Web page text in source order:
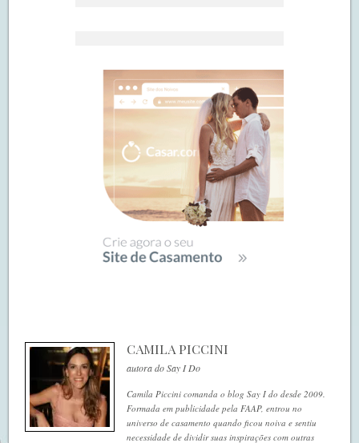
CAMILA PICCINI
autora do Say I Do
Camila Piccini comanda o blog Say I do desde 2009.
Formada em publicidade pela FAAP, entrou no
universo de casamento quando ficou noiva e sentiu
necessidade de dividir suas inspirações com outras